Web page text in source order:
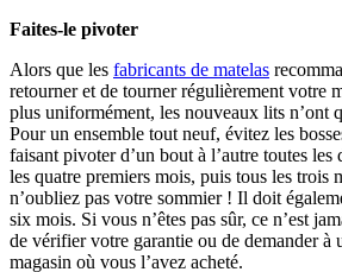
Faites-le pivoter
Alors que les fabricants de matelas
retourner et de tourner régulièrement votre
plus uniformément, les nouveaux lits n’ont
Pour un ensemble tout neuf, évitez les
faisant pivoter d’un bout à l’autre toutes les
les quatre premiers mois, puis tous les trois
n’oubliez pas votre sommier ! Il doit
six mois. Si vous n’êtes pas sûr, ce n’est
de vérifier votre garantie ou de demander à
magasin où vous l’avez acheté.